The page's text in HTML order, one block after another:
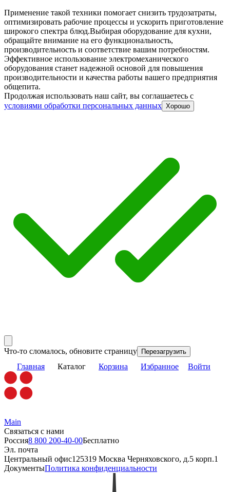
Применение такой техники помогает снизить трудозатраты,
оптимизировать рабочие процессы и ускорить приготовление
широкого спектра блюд.Выбирая оборудование для кухни,
обращайте внимание на его функциональность,
производительность и соответствие вашим потребностям.
Эффективное использование электромеханического
оборудования станет надежной основой для повышения
производительности и качества работы вашего предприятия
общепита.
Продолжая использовать наш сайт, вы соглашаетесь c
условиями обработки персональных данных Хорошо
Что-то сломалось, обновите страницу Перезагрузить
Главная Каталог Корзина Избранное Войти
Main
Связаться с нами
Россия8 800 200-40-00Бесплатно
Эл. почта
Центральный офис125319 Москва Черняховского, д.5 корп.1
ДокументыПолитика конфиденциальности